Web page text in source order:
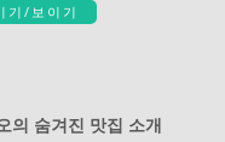
기/보이기
의 숨겨진 맛집 소개